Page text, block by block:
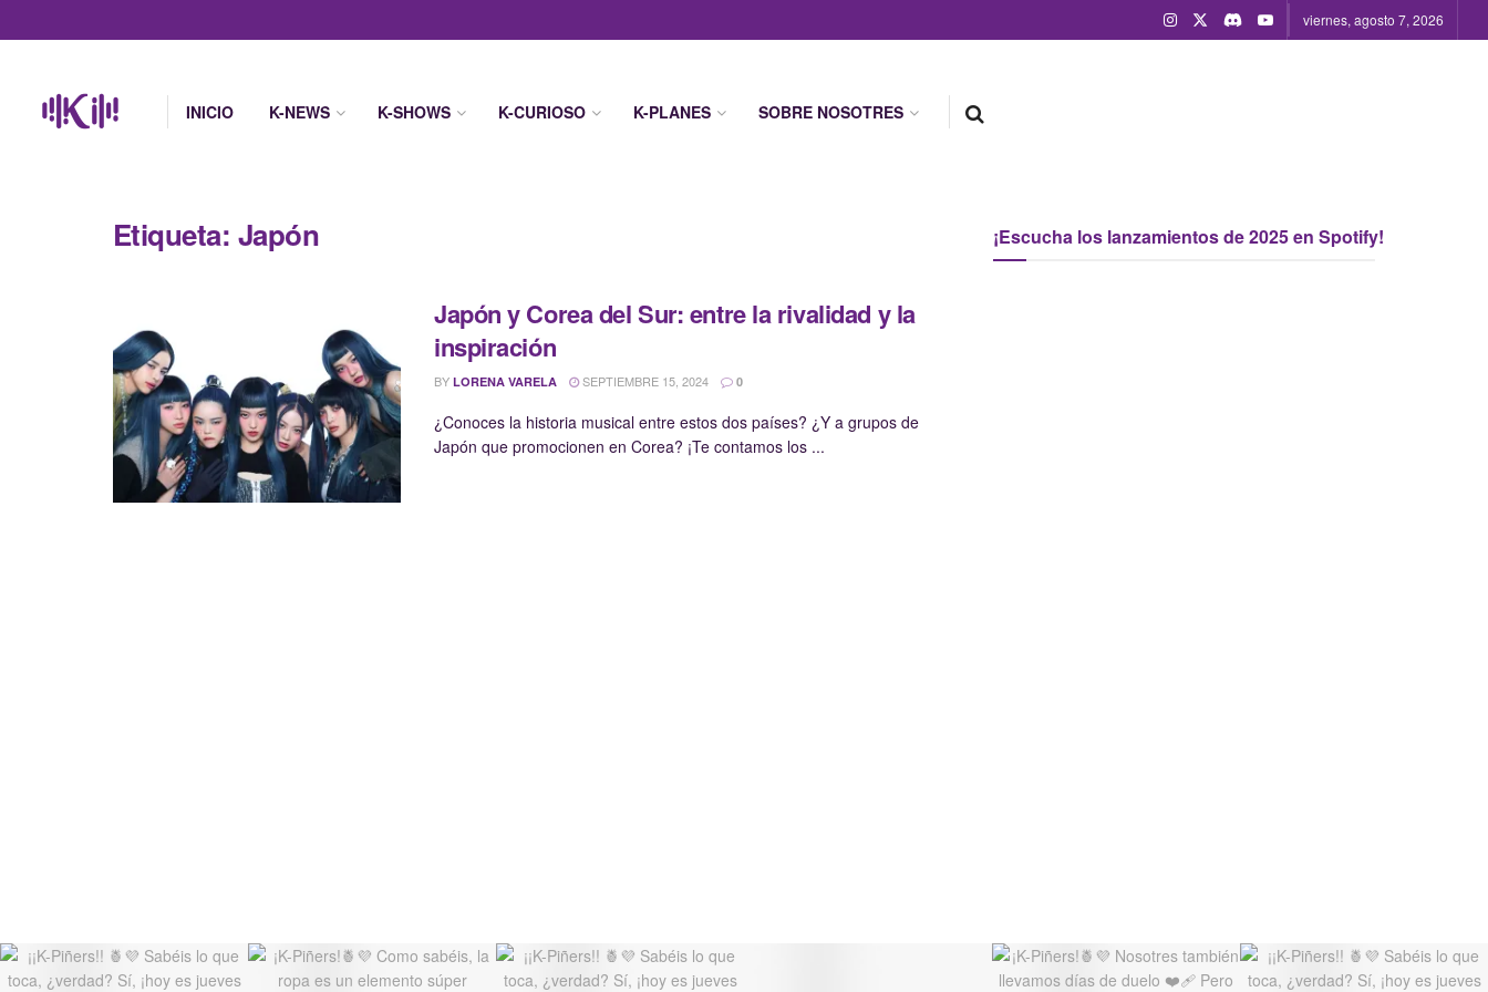
viernes, agosto 7, 2026
INICIO K-NEWS K-SHOWS K-CURIOSO K-PLANES SOBRE NOSOTRES
Etiqueta: Japón
Japón y Corea del Sur: entre la rivalidad y la
inspiración
BY LORENA VARELA SEPTIEMBRE 15, 2024 0
¿Conoces la historia musical entre estos dos países? ¿Y a grupos de
Japón que promocionen en Corea? ¡Te contamos los ...
¡Escucha los lanzamientos de 2025 en Spotify!